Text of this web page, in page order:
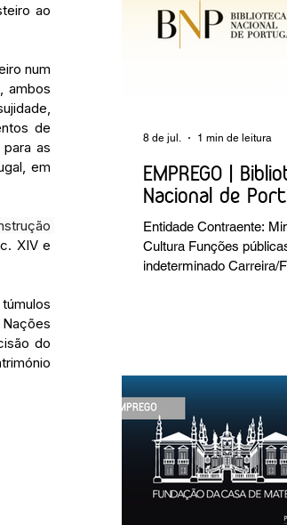
ao
num
ambos
de
as
em
XIV e
do
EMPREGO |
Nacional de
Entidade Contraente:
Cultura Funções
indeterminado Carreira/
espécies bibliográficas
intervencionadas;
programas de
preventiva; produção de
tratamento e registo
intervenções; apoio a
8 de jul. 1 min de leitura